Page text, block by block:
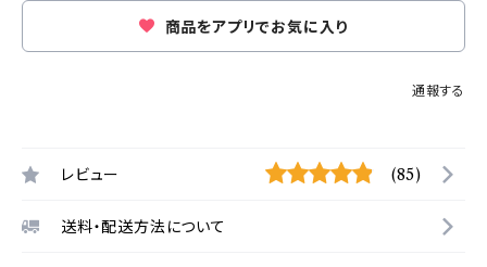
商品をアプリでお気に入り
通報する
レビュー (85)
送料・配送方法について